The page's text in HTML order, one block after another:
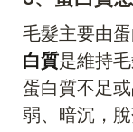
毛髮主要由
白質是維持
蛋白質不足
弱、暗沉，